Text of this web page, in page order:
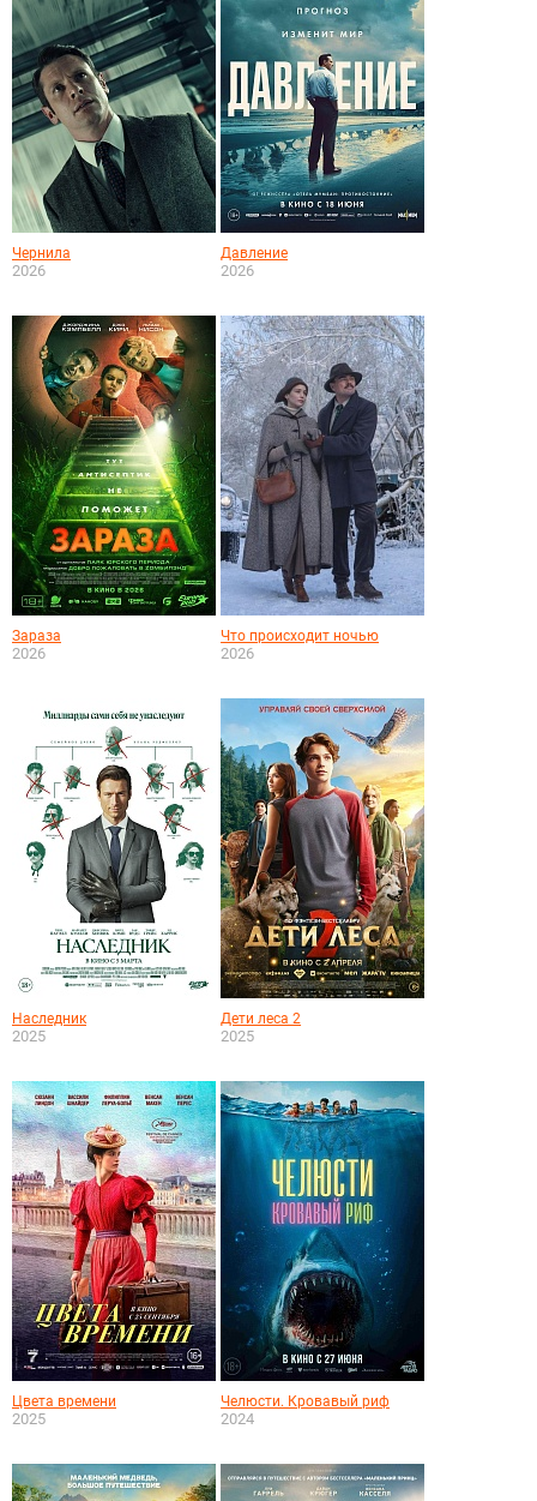
Чернила
2026
Давление
2026
Зараза
2026
Что происходит ночью
2026
Наследник
2025
Дети леса 2
2025
Цвета времени
2025
Челюсти. Кровавый риф
2024